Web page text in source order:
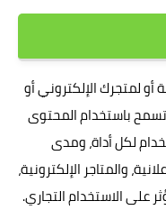
لمتجرك الإلكتروني أو
تسمح باستخدام المحتوى
لكل أداة، ومدى
والمتاجر الإلكترونية،
على الاستخدام التجاري.